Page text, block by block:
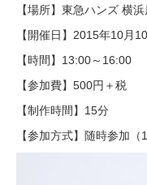
【場所】東急ハンズ 横
【開催日】2015年10月
【時間】13:00～16:00
【参加費】500円＋税
【制作時間】15分
【参加方式】随時参加（